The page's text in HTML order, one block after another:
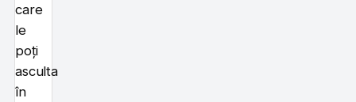
care
le
poți
asculta
în